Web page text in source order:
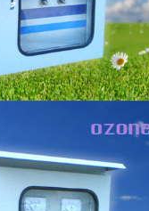
เครื่องโอโซนอุตสาหกรรม
ขนาด 20 กรัม/ชม.